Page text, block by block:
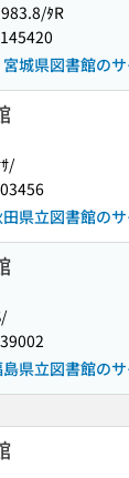
ﾀR
宮城県図書館の
/
県立図書館の
県立図書館の